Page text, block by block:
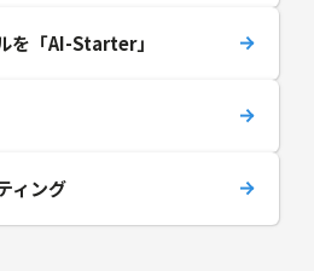
を「AI-Starter」
ィング